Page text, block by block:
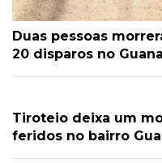
Duas pessoas
20 disparos no
Tiroteio deixa um
feridos no bairro